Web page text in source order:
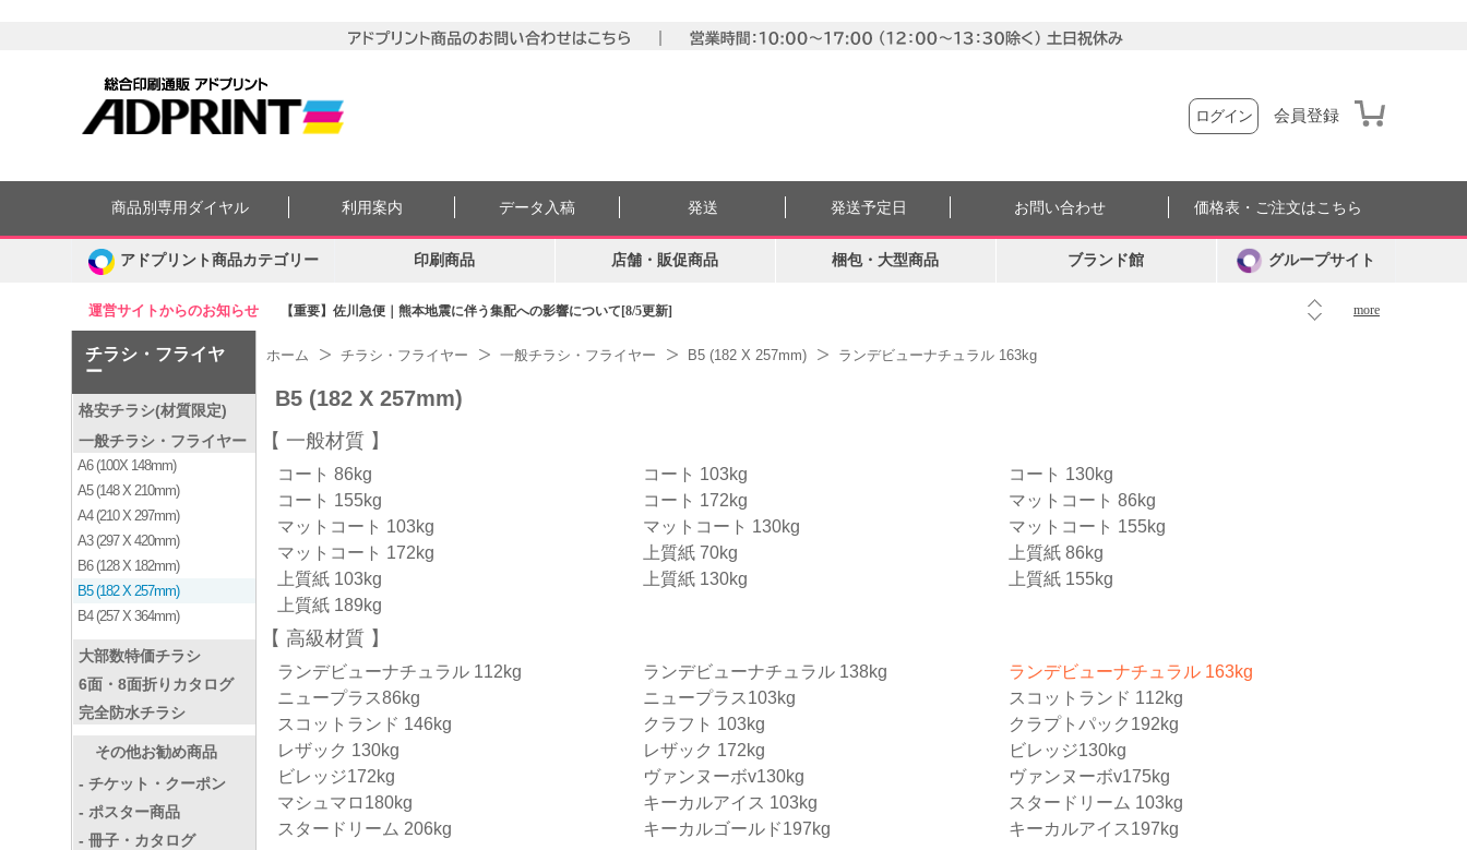
ログイン 会員登録
運営サイトからのお知らせ 【重要】佐川急便｜熊本地震に伴う集配への影響について[8/5更新] more
商品別専用ダイヤル 利用案内 データ入稿 発送 発送予定日 お問い合わせ 価格表・ご注文はこちら
アドプリント商品カテゴリー 印刷商品 店舗・販促商品 梱包・大型商品 ブランド館 グループサイト
チラシ・フライヤ
ー
格安チラシ(材質限定)
一般チラシ・フライヤー
A6 (100X 148mm)
A5 (148 X 210mm)
A4 (210 X 297mm)
A3 (297 X 420mm)
B6 (128 X 182mm)
B5 (182 X 257mm)
B4 (257 X 364mm)
大部数特価チラシ
6面・8面折りカタログ
完全防水チラシ
その他お勧め商品
- チケット・クーポン
- ポスター商品
- 冊子・カタログ
ホーム チラシ・フライヤー 一般チラシ・フライヤー B5 (182 X 257mm) ランデビューナチュラル 163kg
B5 (182 X 257mm)
一般材質
コート 86kg コート 103kg
コート 130kg
コート 155kg
コート 172kg
マットコート 86kg
マットコート 103kg
マットコート 130kg
マットコート 155kg
マットコート 172kg
上質紙 70kg
上質紙 86kg
上質紙 103kg
上質紙 130kg
上質紙 155kg
上質紙 189kg
高級材質
ランデビューナチュラル 112kg ランデビューナチュラル 138kg
ランデビューナチュラル 163kg
ニュープラス86kg
ニュープラス103kg
スコットランド 112kg
スコットランド 146kg
クラフト 103kg
クラプトパック192kg
レザック 130kg
レザック 172kg
ビレッジ130kg
ビレッジ172kg
ヴァンヌーボv130kg
ヴァンヌーボv175kg
マシュマロ180kg
キーカルアイス 103kg
スタードリーム 103kg
スタードリーム 206kg
キーカルゴールド197kg キーカルアイス197kg